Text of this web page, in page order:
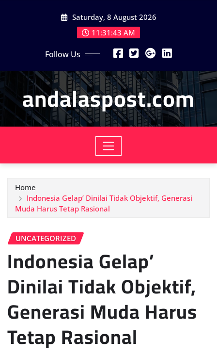
Saturday, 8 August 2026
11:31:45 AM
Follow Us
andalaspost.com
Home
Indonesia Gelap’ Dinilai Tidak Objektif, Generasi
Muda Harus Tetap Rasional
UNCATEGORIZED
Indonesia Gelap’
Dinilai Tidak Objektif,
Generasi Muda Harus
Tetap Rasional